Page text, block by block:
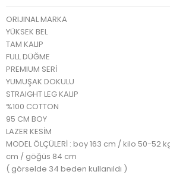
ORIJINAL MARKA
YÜKSEK BEL
TAM KALIP
FULL DÜĞME
PREMIUM SERİ
YUMUŞAK DOKULU
STRAIGHT LEG KALIP
%100 COTTON
95 CM BOY
LAZER KESİM
MODEL ÖLÇÜLERİ : boy 163 cm / kilo 50-
cm / göğüs 84 cm
( görselde 34 beden kullanıldı )